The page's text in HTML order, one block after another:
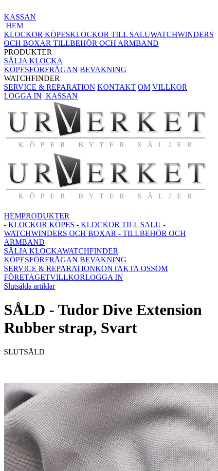
KASSAN
HEM
KLOCKOR KÖPESKLOCKOR TILL SALUWATCHWINDERS
OCH BOXAR TILLBEHÖR OCH ARMBAND
PRODUKTER
SÄLJA KLOCKA
KÖPESFÖRFRÅGAN BEVAKNING
WATCHFINDER
SERVICE & REPARATION KONTAKT OM VILLKOR
LOGGA IN KASSAN
HEMPRODUKTER
- KLOCKOR KÖPES - KLOCKOR TILL SALU -
WATCHWINDERS OCH BOXAR - TILLBEHÖR OCH
ARMBAND
SÄLJA KLOCKAWATCHFINDER
KÖPESFÖRFRÅGAN BEVAKNING
SERVICE & REPARATIONKONTAKTA OSSOM
FÖRETAGETVILLKORLOGGA IN
Slutsålda artiklar
SÅLD - Tudor Dive Extension
Rubber strap, Svart
SLUTSÅLD